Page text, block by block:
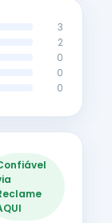
3
2
0
0
0